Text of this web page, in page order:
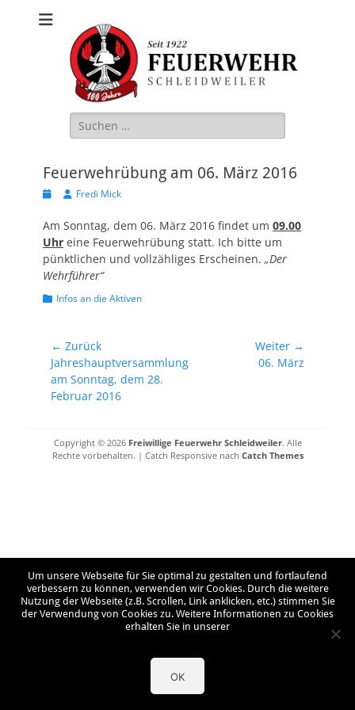
Feuerwehr
Schleidweiler
Suche
nach:
Feuerwehrübung am 06. März 2016
Veröffentlicht
AutorFredi Mick
Am Sonntag, dem 06. März 2016 findet um 09.00
Uhr eine Feuerwehrübung statt. Ich bitte um
pünktlichen und vollzähliges Erscheinen. „Der
Wehrführer“
Kategorien
Infos an die Aktiven
Beitragsnavigation
← Zurück
Vorheriger
Beitrag:
Jahreshauptversammlung
am Sonntag, dem 28.
Februar 2016
Weiter →
Nächster
06. März
Copyright © 2026 Freiwillige Feuerwehr Schleidweiler. Alle
Rechte vorbehalten. | Catch Responsive nach Catch Themes
Um unsere Webseite für Sie optimal zu gestalten und fortlaufend
verbessern zu können, verwenden wir Cookies. Durch die weitere
Nutzung der Webseite (z.B. Scrollen, Link anklicken, etc.) stimmen Sie
der Verwendung von Cookies zu. Weitere Informationen zu Cookies
erhalten Sie in unserer
OK